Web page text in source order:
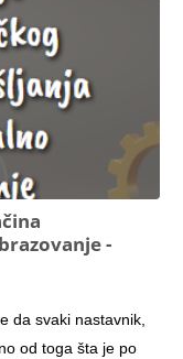
-
da svaki nastavnik,
od toga šta je po